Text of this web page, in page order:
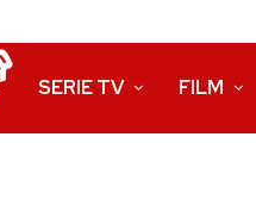
SERIE TV FILM